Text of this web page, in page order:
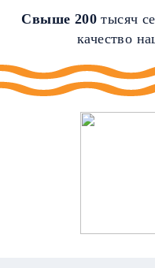
Свыше 200 тысяч
качество